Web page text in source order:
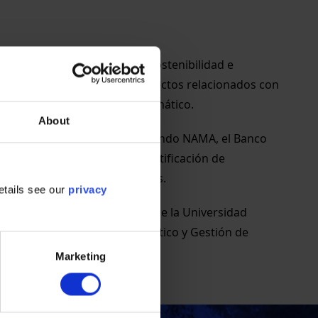
About
see our privacy
Marketing
en cambio climático, sostenibilidad e
países y en diversos proyectos relacionados con
mitigación del cambio climático.
Británica en México, el Fondo NAMA, el Banco
temas que van desde la identificación de
bonos verdes municipales.
Política Pública Ambiental de la Universidad
sobre Cambio Climático y Gestión de